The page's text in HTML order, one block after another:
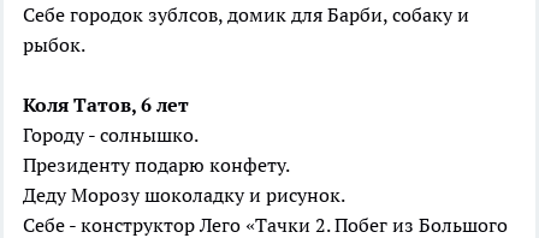
Себе городок зублсов, домик для Барби, собаку и
рыбок.
Коля Татов, 6 лет
Городу - солнышко.
Президенту подарю конфету.
Деду Морозу шоколадку и рисунок.
Себе - конструктор Лего «Тачки 2. Побег из Большого